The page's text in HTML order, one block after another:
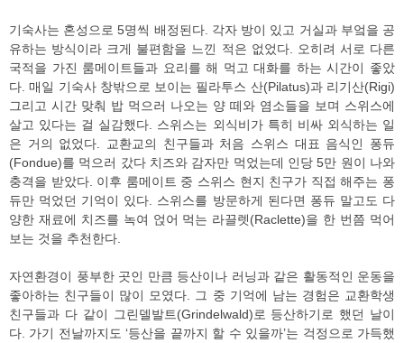
기숙사는 혼성으로 5명씩 배정된다. 각자 방이 있고 거실과 부엌을 공
유하는 방식이라 크게 불편함을 느낀 적은 없었다. 오히려 서로 다른
국적을 가진 룸메이트들과 요리를 해 먹고 대화를 하는 시간이 좋았
다. 매일 기숙사 창밖으로 보이는 필라투스 산(Pilatus)과 리기산(Rigi)
그리고 시간 맞춰 밥 먹으러 나오는 양 떼와 염소들을 보며 스위스에
살고 있다는 걸 실감했다. 스위스는 외식비가 특히 비싸 외식하는 일
은 거의 없었다. 교환교의 친구들과 처음 스위스 대표 음식인 퐁듀
(Fondue)를 먹으러 갔다 치즈와 감자만 먹었는데 인당 5만 원이 나와
충격을 받았다. 이후 룸메이트 중 스위스 현지 친구가 직접 해주는 퐁
듀만 먹었던 기억이 있다. 스위스를 방문하게 된다면 퐁듀 말고도 다
양한 재료에 치즈를 녹여 얹어 먹는 라끌렛(Raclette)을 한 번쯤 먹어
보는 것을 추천한다.
자연환경이 풍부한 곳인 만큼 등산이나 러닝과 같은 활동적인 운동을
좋아하는 친구들이 많이 모였다. 그 중 기억에 남는 경험은 교환학생
친구들과 다 같이 그린델발트(Grindelwald)로 등산하기로 했던 날이
다. 가기 전날까지도 ‘등산을 끝까지 할 수 있을까’는 걱정으로 가득했